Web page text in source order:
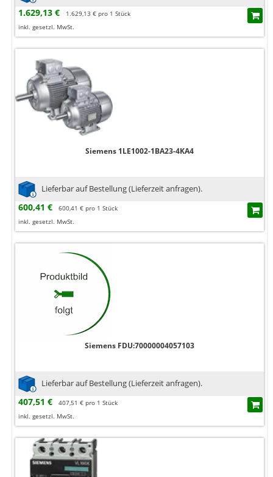
1.629,13 €
1.629,13 € pro 1 Stück
inkl. gesetzl. MwSt.
Siemens 1LE1002-1BA23-4KA4
Lieferbar auf Bestellung (Lieferzeit anfragen).
600,41 €
600,41 € pro 1 Stück
inkl. gesetzl. MwSt.
Siemens FDU:70000004057103
Lieferbar auf Bestellung (Lieferzeit anfragen).
407,51 €
407,51 € pro 1 Stück
inkl. gesetzl. MwSt.